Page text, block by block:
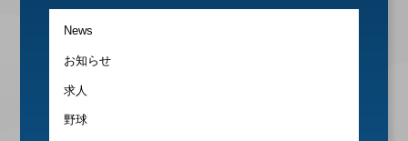
News
お知らせ
求人
野球